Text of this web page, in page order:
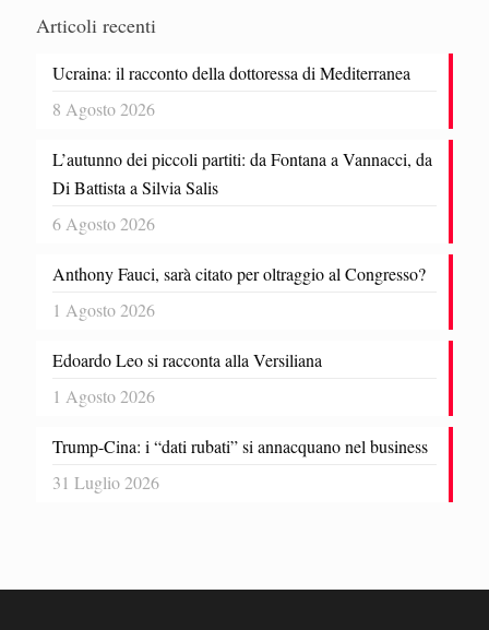
Articoli recenti
Ucraina: il racconto della dottoressa di Mediterranea
8 Agosto 2026
L’autunno dei piccoli partiti: da Fontana a Vannacci, da
Di Battista a Silvia Salis
6 Agosto 2026
Anthony Fauci, sarà citato per oltraggio al Congresso?
1 Agosto 2026
Edoardo Leo si racconta alla Versiliana
1 Agosto 2026
Trump-Cina: i “dati rubati” si annacquano nel business
31 Luglio 2026